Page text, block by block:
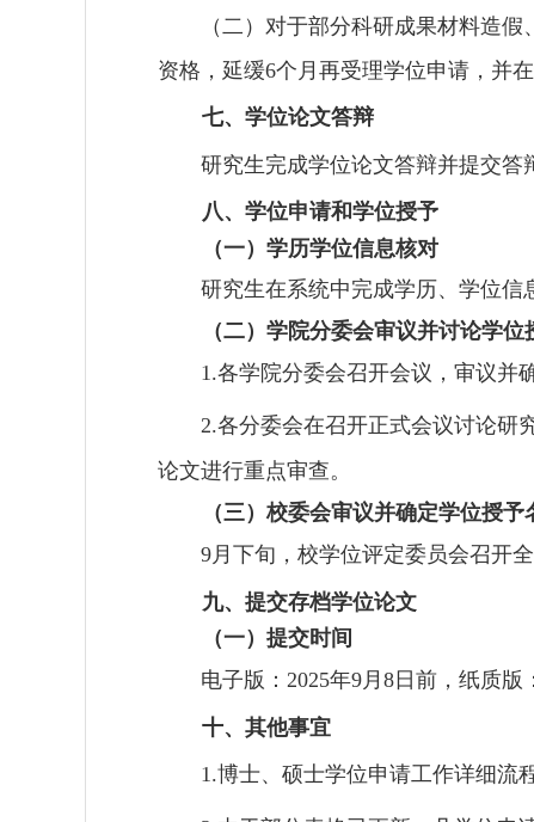
（二）对于部分科研成果材料造
资格，延缓6个月再受理学位申请，并在
七、学位论文答辩
研究生完成学位论文答辩并提交答
八、学位申请和学位授予
（一）学历学位信息核对
研究生在系统中完成学历、学位
（二）学院分委会审议并讨论学位
1.各学院分委会召开会议，审议并
2.各分委会在召开正式会议讨论研
论文进行重点审查。
（三）校委会审议并确定学位授予
9 月下旬，校学位评定委员会召开
九、提交存档学位论文
（一）提交时间
电子版： 2025年9 月8日前，纸质版：
十、其他事宜
1.博士、硕士学位申请工作详细流